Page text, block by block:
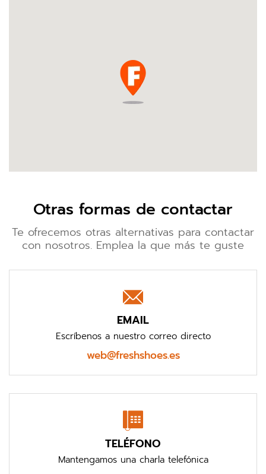
Otras formas de contactar
Te ofrecemos otras alternativas para contactar
con nosotros. Emplea la que más te guste
EMAIL
Escríbenos a nuestro correo directo
web@freshshoes.es
TELÉFONO
Mantengamos una charla telefónica